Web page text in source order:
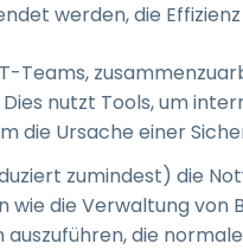
werden, die
Teams,
nutzt Tools, um
die Ursache einer
zumindest) die
wie die Verwaltung
die